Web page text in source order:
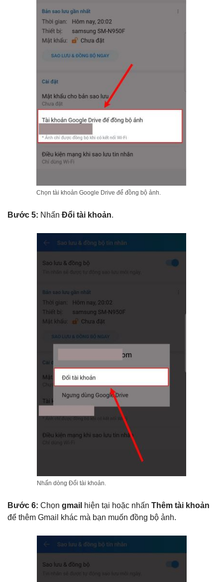
Chọn tài khoản Google Drive để đồng bộ ảnh.
Bước 5: Nhấn Đổi tài khoản.
Nhấn dòng Đổi tài khoản.
Bước 6: Chọn gmail hiện tại hoặc nhấn Thêm tài khoản
để thêm Gmail khác mà bạn muốn đồng bộ ảnh.